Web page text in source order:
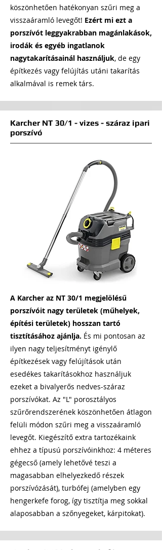
köszönhetően hatékonyan szűri meg a
visszaáramló levegőt! Ezért mi ezt a
porszívót leggyakrabban magánlakások,
irodák és egyéb ingatlanok
nagytakarításainál használjuk, de egy
építkezés vagy felújítás utáni takarítás
alkalmával is remek társ.
Karcher NT 30/1 - vizes - száraz ipari
porszívó
A Karcher az NT 30/1 megjelölésű
porszívóit nagy területek (műhelyek,
építési területek) hosszan tartó
tisztításához ajánlja. És mi pontosan az
ilyen nagy teljesítményt igénylő
építkezések vagy felújítások után
esedékes takarításokhoz használjuk
ezeket a bivalyerős nedves-száraz
porszívókat. Az "L" porosztályos
szűrőrendszerének köszönhetően átlagon
felüli módon szűri meg a visszaáramló
levegőt. Kiegészítő extra tartozékaink
ehhez a típusú porszívóinkhoz: 4 méteres
gégecső (amely lehetővé teszi a
magasabban elhelyezkedő részek
porszívózását), turbófej (amelyben egy
hengerkefe forog, így tisztítja meg sokkal
alaposabban a szőnyegeket, kárpitokat).